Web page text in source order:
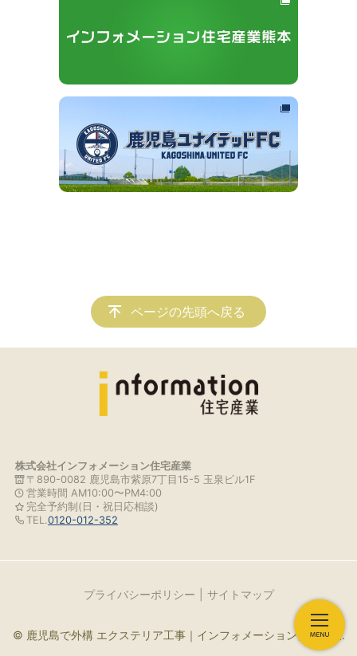
ページの先頭へ戻る
株式会社インフォメーション住宅産業
〒890-0082 鹿児島市紫原7丁目15-5 玉泉ビル1F
営業時間 AM10:00〜PM4:00
完全予約制(日・祝日応相談)
TEL.0120-012-352
プライバシーポリシー サイトマップ
© 鹿児島で外構 エクステリア工事｜インフォメーション住宅産業.